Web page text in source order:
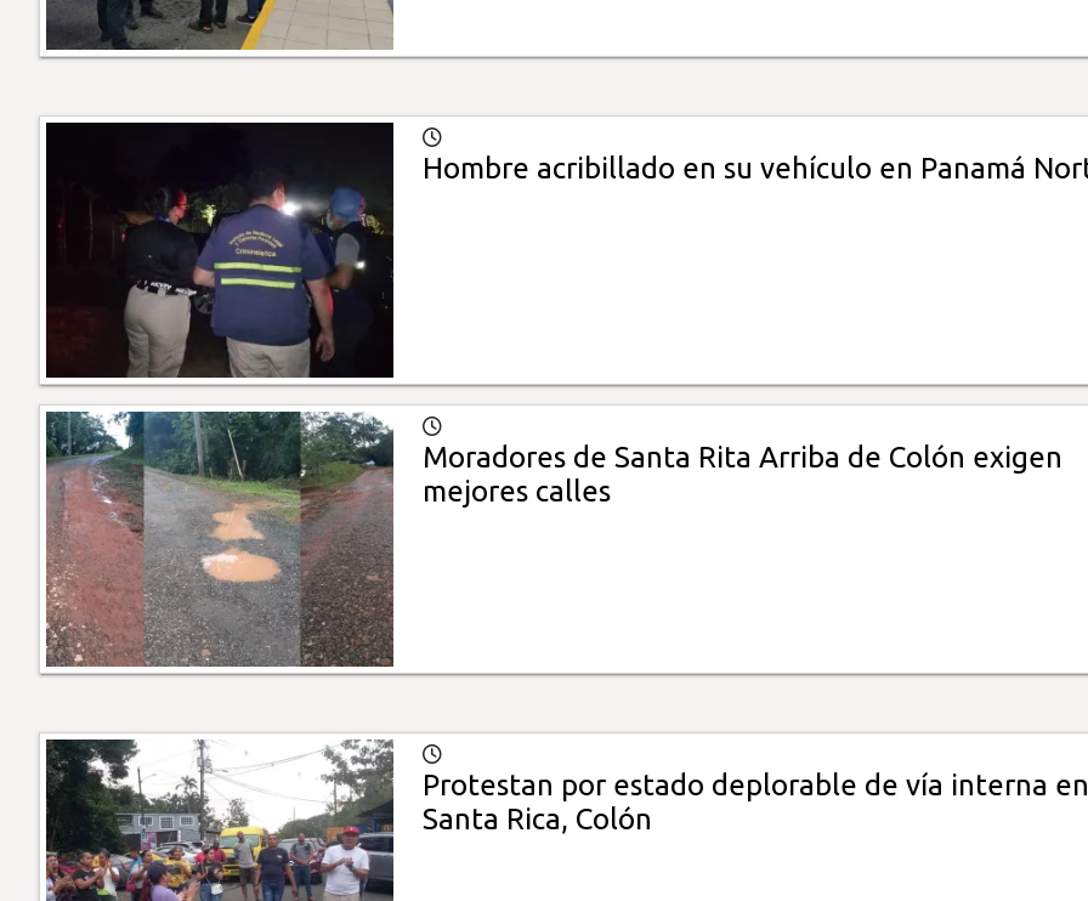
Hombre acribillado en su vehículo en Panamá
Moradores de Santa Rita Arriba de Colón exigen
mejores calles
Protestan por estado deplorable de vía interna en
Santa Rica, Colón